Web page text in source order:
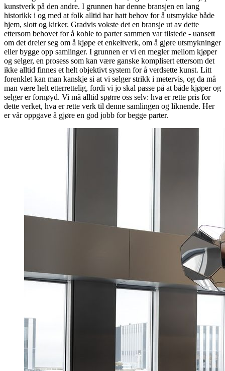
kunstverk på den andre. I grunnen har denne bransjen en lang
historikk i og med at folk alltid har hatt behov for å utsmykke både
hjem, slott og kirker. Gradvis vokste det en bransje ut av dette
ettersom behovet for å koble to parter sammen var tilstede - uansett
om det dreier seg om å kjøpe et enkeltverk, om å gjøre utsmykninger
eller bygge opp samlinger. I grunnen er vi en megler mellom kjøper
og selger, en prosess som kan være ganske komplisert ettersom det
ikke alltid finnes et helt objektivt system for å verdsette kunst. Litt
forenklet kan man kanskje si at vi selger strikk i metervis, og da må
man være helt etterrettelig, fordi vi jo skal passe på at både kjøper og
selger er fornøyd. Vi må alltid spørre oss selv: hva er rette pris for
dette verket, hva er rette verk til denne samlingen og liknende. Her
er vår oppgave å gjøre en god jobb for begge parter.